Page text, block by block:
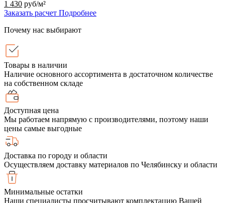
1 430 руб/м²
Заказать расчет Подробнее
Почему нас выбирают
Товары в наличии
Наличие основного ассортимента в достаточном количестве
на собственном складе
Доступная цена
Мы работаем напрямую с производителями, поэтому наши
цены самые выгодные
Доставка по городу и области
Осуществляем доставку материалов по Челябинску и области
Минимальные остатки
Наши специалисты просчитывают комплектацию Вашей